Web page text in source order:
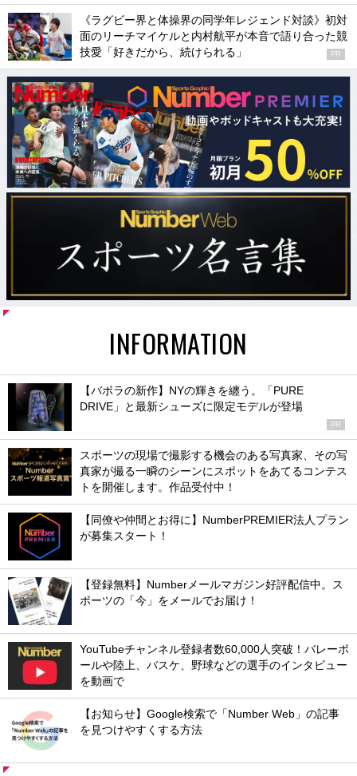
《ラグビー界と体操界の同学年レジェンド対談》初対
面のリーチマイケルと内村航平が本音で語り合った競
技愛「好きだから、続けられる」
PR
INFORMATION
【バボラの新作】NYの輝きを纏う。「PURE
DRIVE」と最新シューズに限定モデルが登場
PR
スポーツの現場で撮影する機会のある写真家、その写
真家が撮る一瞬のシーンにスポットをあてるコンテス
トを開催します。作品受付中！
【同僚や仲間とお得に】NumberPREMIER法人プラン
が募集スタート！
【登録無料】Numberメールマガジン好評配信中。ス
ポーツの「今」をメールでお届け！
YouTubeチャンネル登録者数60,000人突破！バレーボ
ールや陸上、バスケ、野球などの選手のインタビュー
を動画で
【お知らせ】Google検索で「Number Web」の記事
を見つけやすくする方法